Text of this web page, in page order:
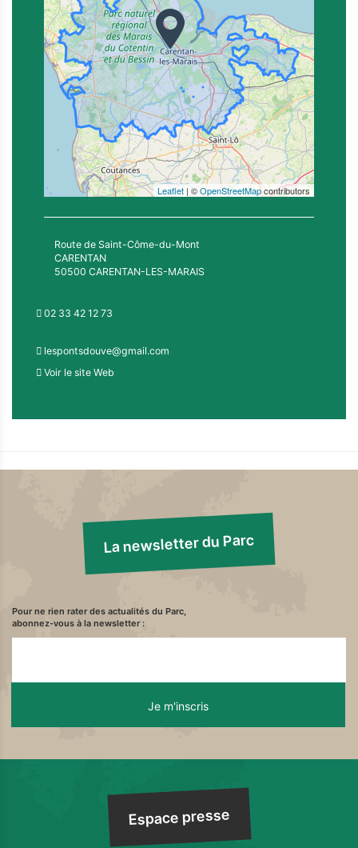
Leaflet | ©OpenStreetMapcontributors
Route de Saint-Côme-du-Mont
CARENTAN
50500 CARENTAN-LES-MARAIS
02 33 42 12 73
lespontsdouve@gmail.com
Voir le site Web
La newsletter du Parc
Pour ne rien rater des actualités du Parc,
abonnez-vous à la newsletter :
Espace presse